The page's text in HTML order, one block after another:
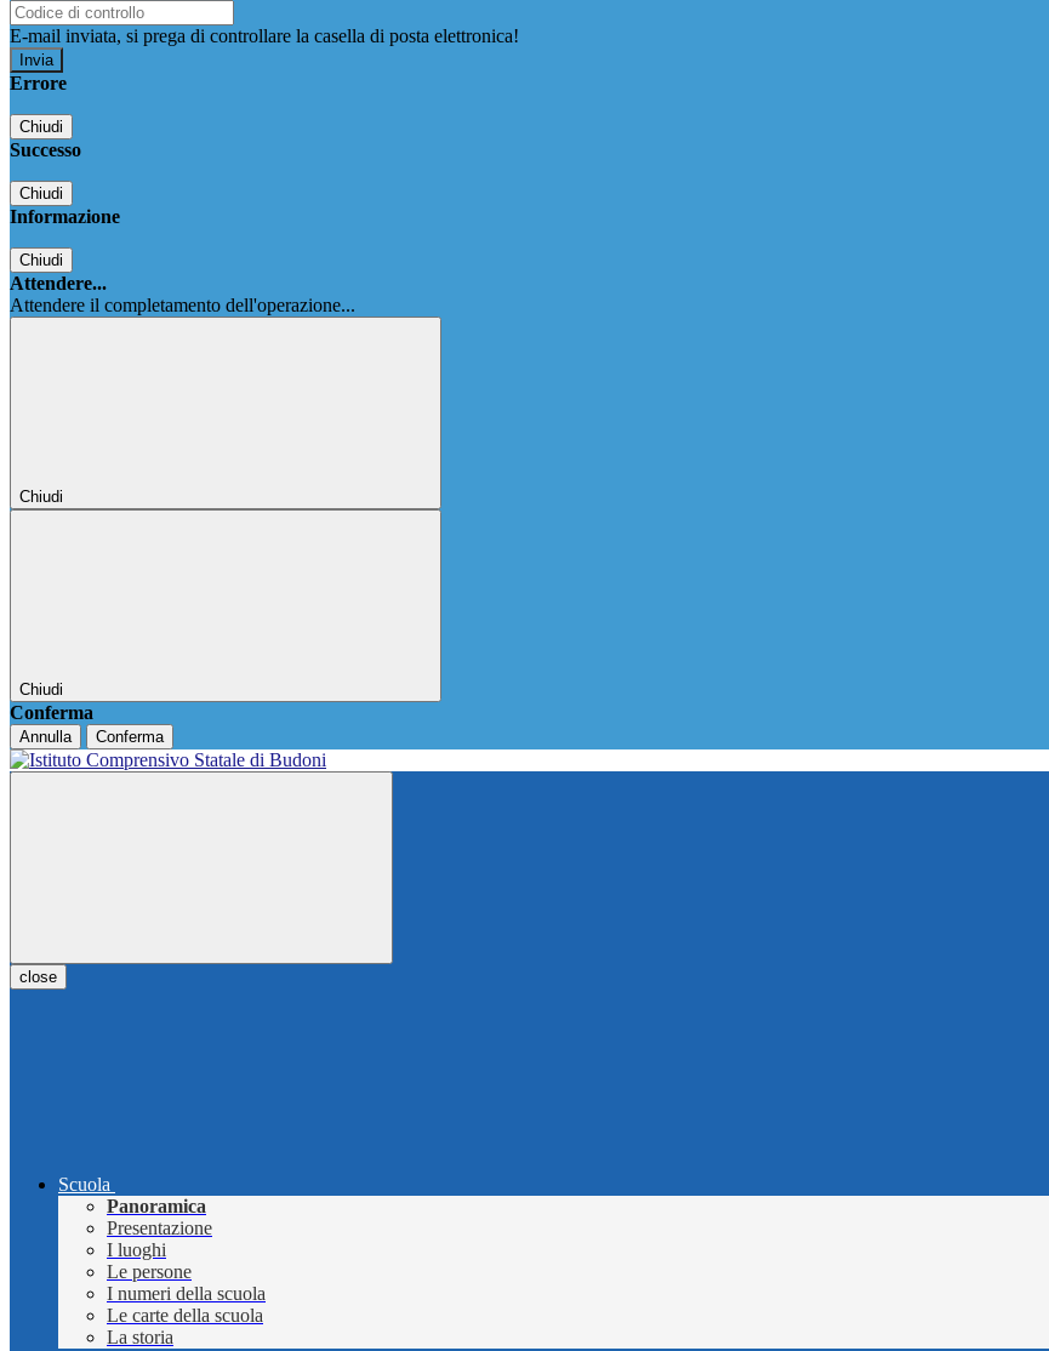
E-mail inviata, si prega di controllare la casella di posta elettronica!
Errore
Chiudi
Successo
Chiudi
Informazione
Chiudi
Attendere...
Attendere il completamento dell'operazione...
Chiudi
Chiudi
Conferma
Annulla Conferma
close
Scuola
Panoramica
Presentazione
I luoghi
Le persone
I numeri della scuola
Le carte della scuola
La storia